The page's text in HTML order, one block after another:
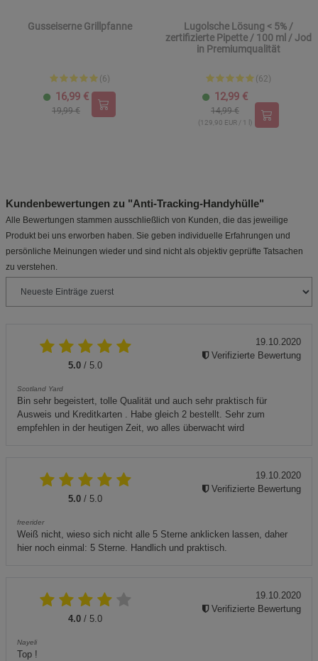
Gusseiserne Grillpfanne
(6)
16,99 €
19,99 €
Lugolsche Lösung < 5% /
zertifizierte Pipette / 100 ml / Jod
in Premiumqualität
(62)
12,99 €
14,99 €
(129,90 EUR / 1 l)
Kundenbewertungen zu "Anti-Tracking-Handyhülle"
Alle Bewertungen stammen ausschließlich von Kunden, die das jeweilige
Produkt bei uns erworben haben. Sie geben individuelle Erfahrungen und
persönliche Meinungen wieder und sind nicht als objektiv geprüfte Tatsachen
zu verstehen.
5.0 / 5.0
Scotland Yard
Bin sehr begeistert, tolle Qualität und auch sehr praktisch für
Ausweis und Kreditkarten . Habe gleich 2 bestellt. Sehr zum
empfehlen in der heutigen Zeit, wo alles überwacht wird
19.10.2020
Verifizierte Bewertung
5.0 / 5.0
freerider
Weiß nicht, wieso sich nicht alle 5 Sterne anklicken lassen, daher
hier noch einmal: 5 Sterne. Handlich und praktisch.
19.10.2020
Verifizierte Bewertung
4.0 / 5.0
Nayeli
Top !
19.10.2020
Verifizierte Bewertung